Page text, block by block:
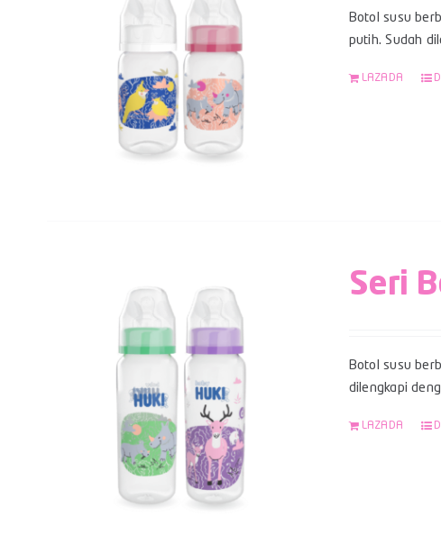
Botol susu
putih. Sudah
LAZADA
Seri
Botol susu
dilengkapi
LAZADA